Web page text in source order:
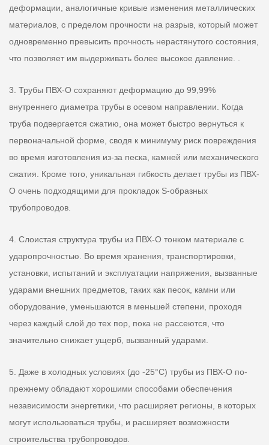
деформации, аналогичные кривые изменения металлических
материалов, с пределом прочности на разрыв, который может
одновременно превысить прочность нерастянутого состояния,
что позволяет им выдерживать более высокое давление. .
3. Трубы ПВХ-О сохраняют деформацию до 99,99%
внутреннего диаметра трубы в осевом направлении. Когда
труба подвергается сжатию, она может быстро вернуться к
первоначальной форме, сводя к минимуму риск повреждения
во время изготовления из-за песка, камней или механического
сжатия. Кроме того, уникальная гибкость делает трубы из ПВХ-
О очень подходящими для прокладок S-образных
трубопроводов.
4. Слоистая структура трубы из ПВХ-О тонком материале с
ударопрочностью. Во время хранения, транспортировки,
установки, испытаний и эксплуатации напряжения, вызванные
ударами внешних предметов, таких как песок, камни или
оборудование, уменьшаются в меньшей степени, проходя
через каждый слой до тех пор, пока не рассеются, что
значительно снижает ущерб, вызванный ударами.
5. Даже в холодных условиях (до -25°C) трубы из ПВХ-О по-
прежнему обладают хорошими способами обеспечения
независимости энергетики, что расширяет регионы, в которых
могут использоваться трубы, и расширяет возможности
строительства трубопроводов.